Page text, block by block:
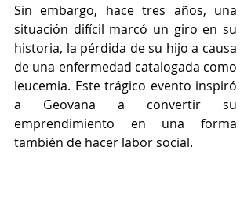
Sin embargo, hace tres años, una
situación difícil marcó un giro en su
historia, la pérdida de su hijo a causa
de una enfermedad catalogada como
leucemia. Este trágico evento inspiró
a Geovana a convertir su
emprendimiento en una forma
también de hacer labor social.